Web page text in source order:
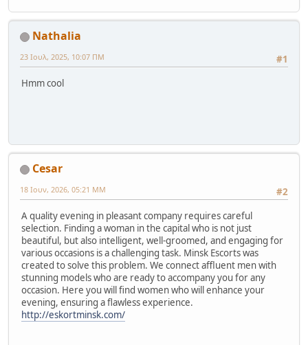
Nathalia
#1
23 Ιουλ, 2025, 10:07 ΠΜ
Hmm cool
Cesar
#2
18 Ιουν, 2026, 05:21 ΜΜ
A quality evening in pleasant company requires careful
selection. Finding a woman in the capital who is not just
beautiful, but also intelligent, well-groomed, and engaging for
various occasions is a challenging task. Minsk Escorts was
created to solve this problem. We connect affluent men with
stunning models who are ready to accompany you for any
occasion. Here you will find women who will enhance your
evening, ensuring a flawless experience.
http://eskortminsk.com/